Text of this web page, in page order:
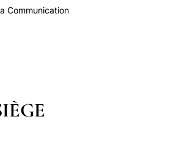
Communication